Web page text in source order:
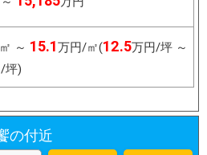
～ 15.1万円/㎡(12.5万円/坪 ～
坪)
の付近